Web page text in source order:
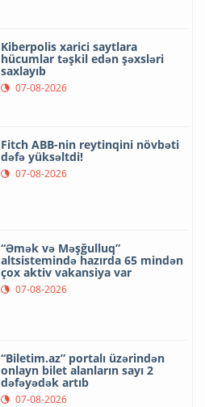
Kiberpolis xarici saytlara
hücumlar təşkil edən şəxsləri
saxlayıb
07-08-2026
Fitch ABB-nin reytinqini növbəti
dəfə yüksəltdi!
07-08-2026
“Əmək və Məşğulluq”
altsistemində hazırda 65 mindən
çox aktiv vakansiya var
07-08-2026
“Biletim.az” portalı üzərindən
onlayn bilet alanların sayı 2
dəfəyədək artıb
07-08-2026